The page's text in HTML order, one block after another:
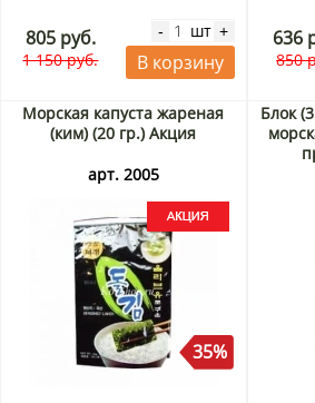
805 руб.
1 150 руб.
- шт +
В корзину
636
850
Морская капуста жареная
(ким) (20 гр.) Акция
арт. 2005
35%
Блок
г х 3